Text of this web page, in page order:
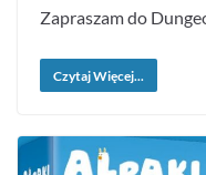
Zapraszam do
Czytaj Więcej...